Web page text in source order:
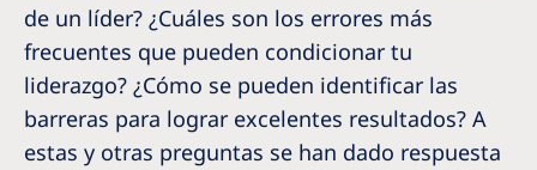
Asia Pacific
Australia
Philippines
de un líder? ¿Cuáles son los errores más
frecuentes que pueden condicionar tu
liderazgo? ¿Cómo se pueden identificar las
barreras para lograr excelentes resultados? A
estas y otras preguntas se han dado respuesta